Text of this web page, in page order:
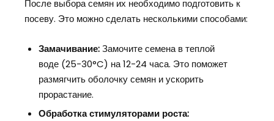
После выбора семян их необходимо подготовить к
посеву. Это можно сделать несколькими способами:
Замачивание:Замочите семена в теплой
воде (25-30°C) на 12-24 часа. Это поможет
размягчить оболочку семян и ускорить
прорастание.
Обработка стимуляторами роста: